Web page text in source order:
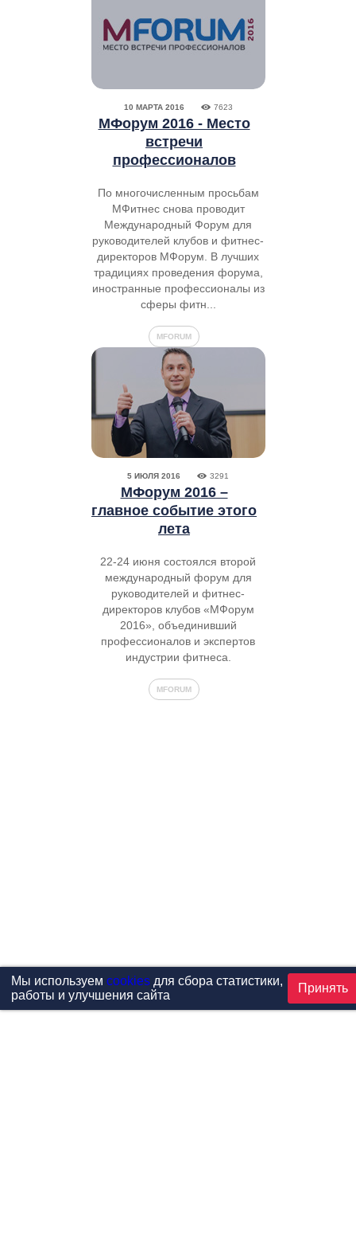
10 МАРТА 2016 7623
МФорум 2016 - Место
встречи
профессионалов
По многочисленным просьбам
МФитнес снова проводит
Международный Форум для
руководителей клубов и фитнес-
директоров МФорум. В лучших
традициях проведения форума,
иностранные профессионалы из
сферы фитн...
MFORUM
5 ИЮЛЯ 2016 3291
МФорум 2016 –
главное событие этого
лета
22-24 июня состоялся второй
международный форум для
руководителей и фитнес-
директоров клубов «МФорум
2016», объединивший
профессионалов и экспертов
индустрии фитнеса.
MFORUM
Мы используем cookiesдля сбора статистики,
работы и улучшения сайта
Принять